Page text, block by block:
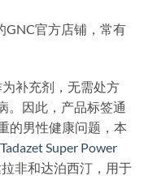
GNC官方店铺，常有
补充剂，无需处方
。因此，产品标签通
的男性健康问题，本
Tadazet Super Power
拉非和达泊西汀，用于